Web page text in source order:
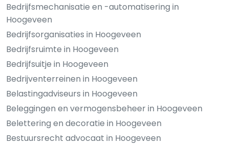
Bedrijfsmechanisatie en -automatisering in
Hoogeveen
Bedrijfsorganisaties in Hoogeveen
Bedrijfsruimte in Hoogeveen
Bedrijfsuitje in Hoogeveen
Bedrijventerreinen in Hoogeveen
Belastingadviseurs in Hoogeveen
Beleggingen en vermogensbeheer in Hoogeveen
Belettering en decoratie in Hoogeveen
Bestuursrecht advocaat in Hoogeveen